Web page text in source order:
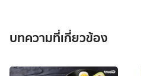
บทความที่เกี่ยวข้อง